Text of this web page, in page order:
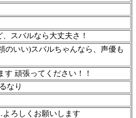
スバルなら大丈夫さ！
のいい)スバルちゃんなら、声優も
頑張ってください！！
なり
ろしくお願いします